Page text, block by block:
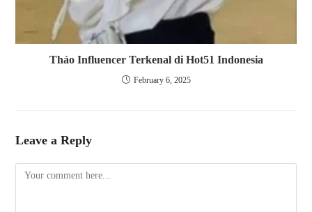
Thảo Influencer Terkenal di Hot51 Indonesia
February 6, 2025
Leave a Reply